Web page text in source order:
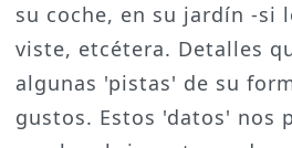
su coche, en su jardín -si
viste, etcétera. Detalles
algunas 'pistas' de su
gustos. Estos 'datos' nos